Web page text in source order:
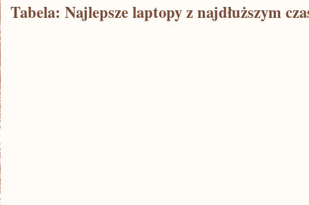
Tabela: Najlepsze laptopy z najdłuższym